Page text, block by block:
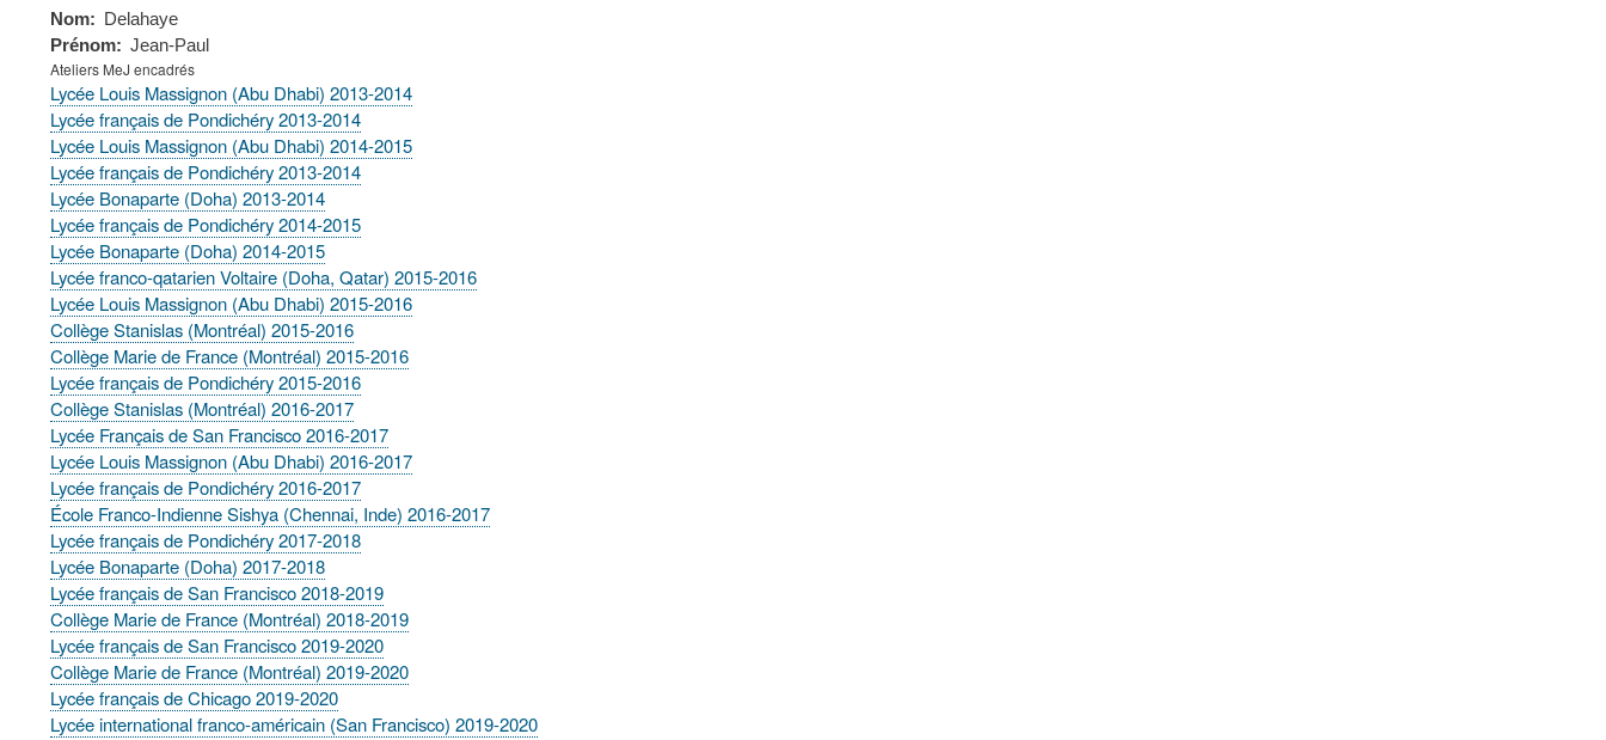
Nom
Delahaye
Prénom
Jean-Paul
Ateliers MeJ encadrés
Lycée Louis Massignon (Abu Dhabi) 2013-2014
Lycée français de Pondichéry 2013-2014
Lycée Louis Massignon (Abu Dhabi) 2014-2015
Lycée français de Pondichéry 2013-2014
Lycée Bonaparte (Doha) 2013-2014
Lycée français de Pondichéry 2014-2015
Lycée Bonaparte (Doha) 2014-2015
Lycée franco-qatarien Voltaire (Doha, Qatar) 2015-2016
Lycée Louis Massignon (Abu Dhabi) 2015-2016
Collège Stanislas (Montréal) 2015-2016
Collège Marie de France (Montréal) 2015-2016
Lycée français de Pondichéry 2015-2016
Collège Stanislas (Montréal) 2016-2017
Lycée Français de San Francisco 2016-2017
Lycée Louis Massignon (Abu Dhabi) 2016-2017
Lycée français de Pondichéry 2016-2017
École Franco-Indienne Sishya (Chennai, Inde) 2016-2017
Lycée français de Pondichéry 2017-2018
Lycée Bonaparte (Doha) 2017-2018
Lycée français de San Francisco 2018-2019
Collège Marie de France (Montréal) 2018-2019
Lycée français de San Francisco 2019-2020
Collège Marie de France (Montréal) 2019-2020
Lycée français de Chicago 2019-2020
Lycée international franco-américain (San Francisco) 2019-2020